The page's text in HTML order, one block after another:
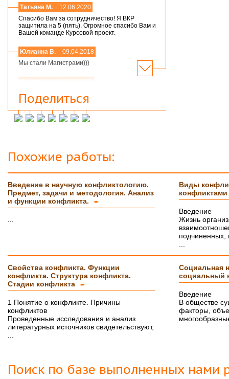
Татьяна М.
12.06.2020
Спасибо Вам за сотрудничество! Я ВКР
защитила на 5 (пять). Огромное спасибо Вам и
Вашей команде Курсовой проект.
Юлианна В.
09.04.2018
Мы стали Магистрами)))
Мария,добрый день! Спасибо большое.
Защитился на 4!всего доброго
Инна М.
14.03.2018
защитилась на 4!!!! Отзыв на сайт обязательно
прикреплю,друзьям и знакомым буду Вас
Ольга С.
09.02.2018
Курсовая на "5"! Спасибо огромное!!!
После новогодних праздников буду снова Вам
Ольга
14.01.2018
Светлана, добрый день! Хочу сказать Вам и
Вашим сотрудникам огромное спасибо за
курсовую работу!!! оценили на \5\!))
Буду еще к Вам обращаться!!
СПАСИБО!!!
Вера
07.03.18
Большое спасибо Вам и автору!!! Это именно то,
что нужно!!!!!
Поделиться
Похожие работы:
Введение в научную конфликтологию.
Предмет, задачи и методология. Анализ
и функции конфликта.
➨
...
Виды
конфликтами
Введение
Жизнь
подчиненных,
...
Свойства конфликта. Функции
конфликта. Структура конфликта.
Стадии конфликта
➨
1 Понятие о конфликте. Причины
конфликтов
Проведенные исследования и анализ
литературных источников свидетельствуют,
...
Социальная
социальный
Введение
В обществе
факторы,
Поиск по базе выполненных нами